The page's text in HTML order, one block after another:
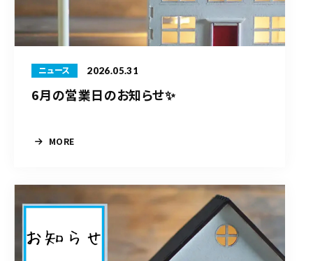
ニュース 2026.05.31
6月の営業日のお知らせ✨
MORE